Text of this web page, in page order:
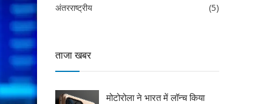
अंतरराष्ट्रीय (5)
ताजा खबर
मोटोरोला ने भारत में लॉन्च किया